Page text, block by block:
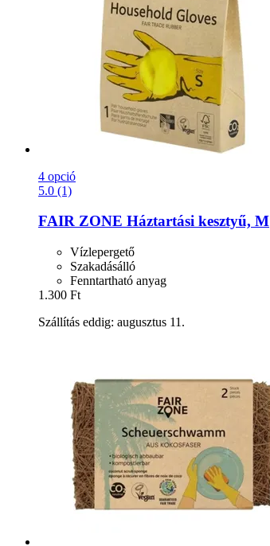
4 opció
5.0 (1)
FAIR ZONE Háztartási kesztyű, M
Vízlepergető
Szakadásálló
Fenntartható anyag
1.300 Ft
Szállítás eddig: augusztus 11.